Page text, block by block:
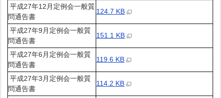
平成27年12月定例会一般質
問通告書
124.7 KB
平成27年9月定例会一般質
問通告書
151.1 KB
平成27年6月定例会一般質
問通告書
119.6 KB
平成27年3月定例会一般質
問通告書
114.2 KB